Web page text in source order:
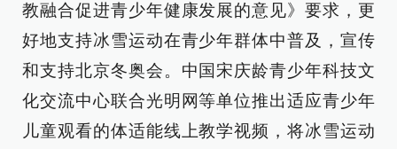
教融合促进青少年健康发展的意见》要求，更
好地支持冰雪运动在青少年群体中普及，宣传
和支持北京冬奥会。中国宋庆龄青少年科技文
化交流中心联合光明网等单位推出适应青少年
儿童观看的体适能线上教学视频，将冰雪运动